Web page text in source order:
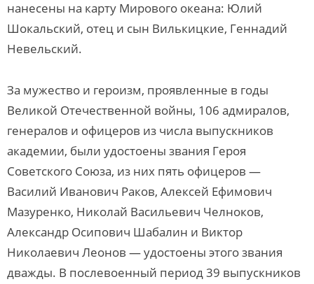
нанесены на карту Мирового океана: Юлий
Шокальский, отец и сын Вилькицкие, Геннадий
Невельский.
За мужество и героизм, проявленные в годы
Великой Отечественной войны, 106 адмиралов,
генералов и офицеров из числа выпускников
академии, были удостоены звания Героя
Советского Союза, из них пять офицеров —
Василий Иванович Раков, Алексей Ефимович
Мазуренко, Николай Васильевич Челноков,
Александр Осипович Шабалин и Виктор
Николаевич Леонов — удостоены этого звания
дважды. В послевоенный период 39 выпускников